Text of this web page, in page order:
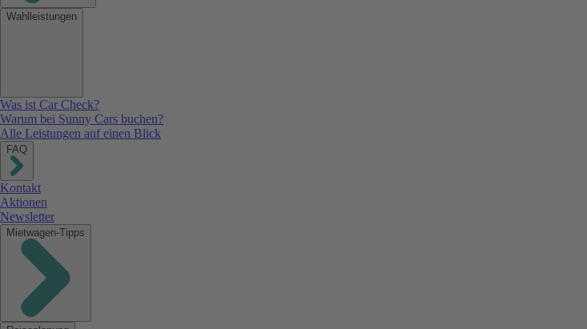
Wahlleistungen
Was ist Car Check?
Warum bei Sunny Cars buchen?
Alle Leistungen auf einen Blick
FAQ
Kontakt
Aktionen
Newsletter
Mietwagen-Tipps